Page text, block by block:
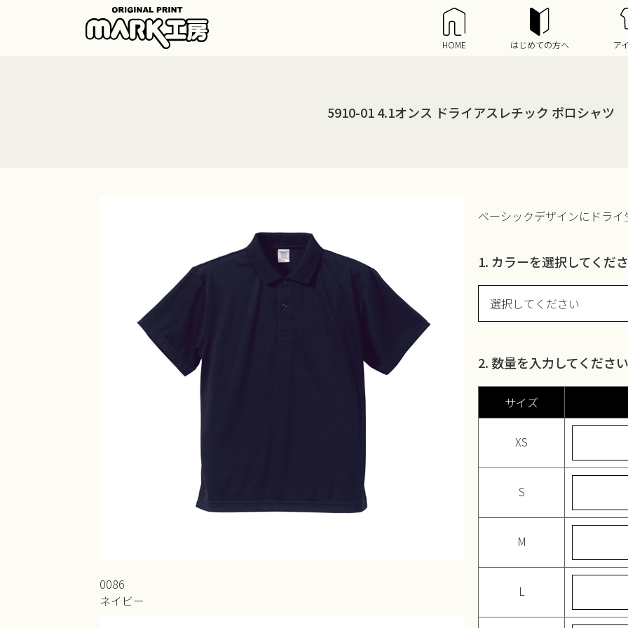
HOME はじめての方へ ア
5910-01 4.1オンス ドライアスレチック ポロシャツ
0086
ネイビー
ベーシックデザインにドラ
1. カラーを選択してくだ
選択してください
2. 数量を入力してください
サイズ
XS
S
M
L